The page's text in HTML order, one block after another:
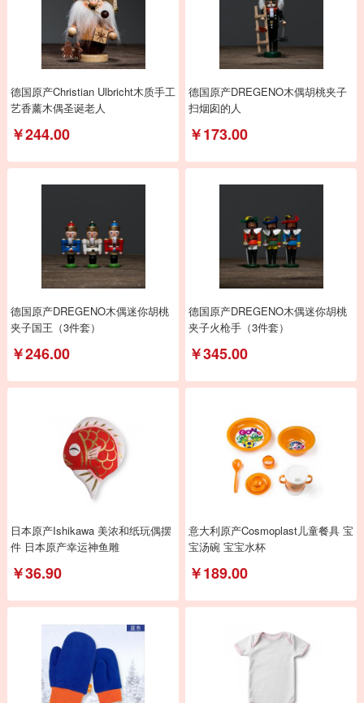
德国原产Christian Ulbricht木质手工
艺香薰木偶圣诞老人
￥244.00
德国原产DREGENO木偶胡桃夹子
扫烟囱的人
￥173.00
德国原产DREGENO木偶迷你胡桃
夹子国王（3件套）
￥246.00
德国原产DREGENO木偶迷你胡桃
夹子火枪手（3件套）
￥345.00
日本原产Ishikawa 美浓和纸玩偶摆
件 日本原产幸运神鱼雕
￥36.90
意大利原产Cosmoplast儿童餐具 宝
宝汤碗 宝宝水杯
￥189.00